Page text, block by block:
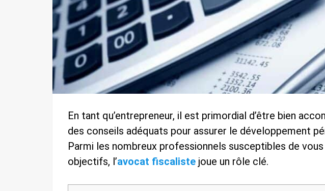
En tant qu’entrepreneur, il est primordial d’être bien
des conseils adéquats pour assurer le développement
Parmi les nombreux professionnels susceptibles de
objectifs, l’avocat fiscaliste joue un rôle clé.